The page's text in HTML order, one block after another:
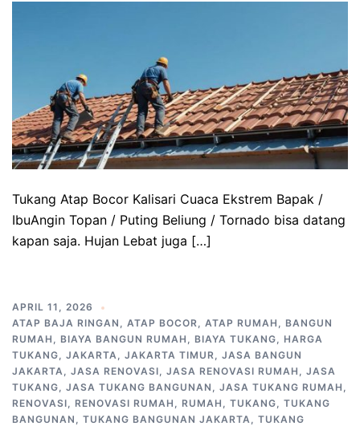
Tukang Atap Bocor Kalisari Cuaca Ekstrem Bapak /
IbuAngin Topan / Puting Beliung / Tornado bisa datang
kapan saja. Hujan Lebat juga […]
APRIL 11, 2026
ATAP BAJA RINGAN , ATAP BOCOR, ATAP RUMAH , BANGUN
RUMAH , BIAYA BANGUN RUMAH , BIAYA TUKANG, HARGA
TUKANG, JAKARTA, JAKARTA TIMUR, JASA BANGUN
JAKARTA, JASA RENOVASI, JASA RENOVASI RUMAH , JASA
TUKANG, JASA TUKANG BANGUNAN , JASA TUKANG RUMAH ,
RENOVASI, RENOVASI RUMAH , RUMAH , TUKANG, TUKANG
BANGUNAN , TUKANG BANGUNAN JAKARTA, TUKANG